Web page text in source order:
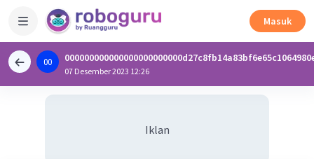
Masuk
00
0
07 Desember 2023 12:26
Iklan